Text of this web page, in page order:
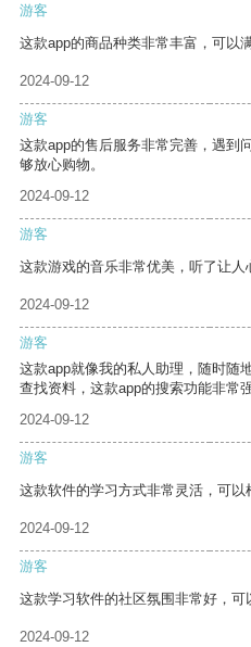
游客
这款app的商品种类非常丰富，可以
2024-09-12
游客
这款app的售后服务非常完善，遇到
够放心购物。
2024-09-12
游客
这款游戏的音乐非常优美，听了让人
2024-09-12
游客
这款app就像我的私人助理，随时随
查找资料，这款app的搜索功能非常
2024-09-12
游客
这款软件的学习方式非常灵活，可以
2024-09-12
游客
这款学习软件的社区氛围非常好，可
2024-09-12